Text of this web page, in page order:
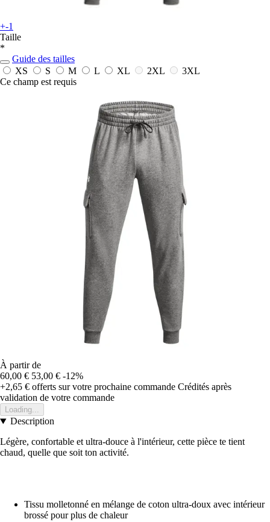
+-1
Taille
*
Guide des tailles
XS
S M L XL 2XL
3XL
Ce champ est requis
À partir de
60,00 € 53,00 € -12%
+2,65 € offerts sur votre prochaine commande Crédités après
validation de votre commande
Loading...
Description
Légère, confortable et ultra-douce à l'intérieur, cette pièce te tient
chaud, quelle que soit ton activité.
Tissu molletonné en mélange de coton ultra-doux avec intérieur
brossé pour plus de chaleur